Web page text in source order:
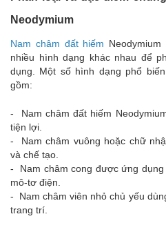
Neodymium
Nam châm đất hiếm
nhiều hình dạng khác nhau để
dụng. Một số hình dạng phổ
gồm:
- Nam châm đất hiếm
tiện lợi.
- Nam châm vuông hoặc chữ
và chế tạo.
- Nam châm cong được ứng
mô-tơ điện.
- Nam châm viên nhỏ chủ yếu
trang trí.